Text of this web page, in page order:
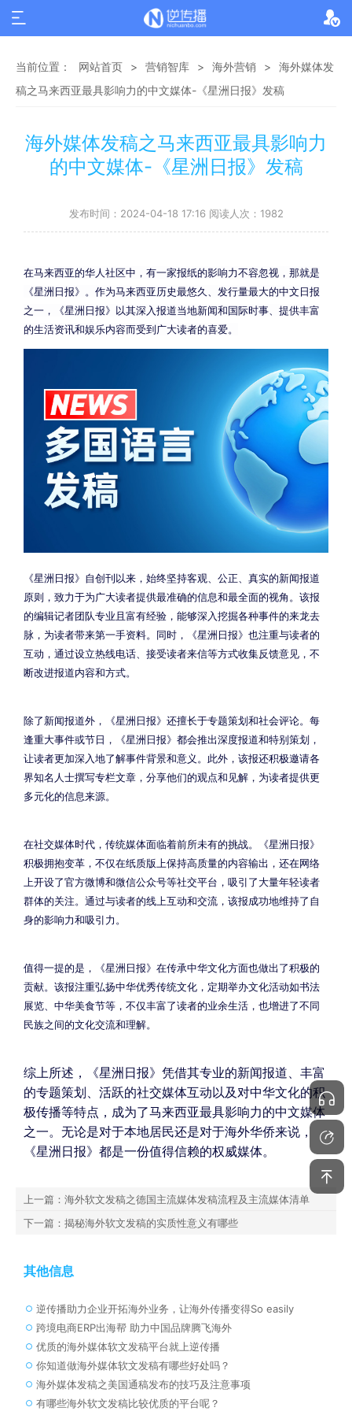
当前位置： 网站首页 > 营销智库 > 海外营销 >
海外媒体发
稿之马来西亚最具影响力的中文媒体-《星洲日报》发稿
海外媒体发稿之马来西亚最具影响力
的中文媒体-《星洲日报》发稿
发布时间：2024-04-18 17:16 阅读人次：1982
在马来西亚的华人社区中，有一家报纸的影响力不容忽视，那就是
《星洲日报》。作为马来西亚历史最悠久、发行量最大的中文日报
之一，《星洲日报》以其深入报道当地新闻和国际时事、提供丰富
的生活资讯和娱乐内容而受到广大读者的喜爱。
《星洲日报》自创刊以来，始终坚持客观、公正、真实的新闻报道
原则，致力于为广大读者提供最准确的信息和最全面的视角。该报
的编辑记者团队专业且富有经验，能够深入挖掘各种事件的来龙去
脉，为读者带来第一手资料。同时，《星洲日报》也注重与读者的
互动，通过设立热线电话、接受读者来信等方式收集反馈意见，不
断改进报道内容和方式。
除了新闻报道外，《星洲日报》还擅长于专题策划和社会评论。每
逢重大事件或节日，《星洲日报》都会推出深度报道和特别策划，
让读者更加深入地了解事件背景和意义。此外，该报还积极邀请各
界知名人士撰写专栏文章，分享他们的观点和见解，为读者提供更
多元化的信息来源。
在社交媒体时代，传统媒体面临着前所未有的挑战。《星洲日报》
积极拥抱变革，不仅在纸质版上保持高质量的内容输出，还在网络
上开设了官方微博和微信公众号等社交平台，吸引了大量年轻读者
群体的关注。通过与读者的线上互动和交流，该报成功地维持了自
身的影响力和吸引力。
值得一提的是，《星洲日报》在传承中华文化方面也做出了积极的
贡献。该报注重弘扬中华优秀传统文化，定期举办文化活动如书法
展览、中华美食节等，不仅丰富了读者的业余生活，也增进了不同
民族之间的文化交流和理解。
综上所述，《星洲日报》凭借其专业的新闻报道、丰富
的专题策划、活跃的社交媒体互动以及对中华文化的积
极传播等特点，成为了马来西亚最具影响力的中文媒体
之一。无论是对于本地居民还是对于海外华侨来说，
《星洲日报》都是一份值得信赖的权威媒体。
上一篇：海外软文发稿之德国主流媒体发稿流程及主流媒体清单
下一篇：揭秘海外软文发稿的实质性意义有哪些
其他信息
逆传播助力企业开拓海外业务，让海外传播变得So easily
跨境电商ERP出海帮 助力中国品牌腾飞海外
优质的海外媒体软文发稿平台就上逆传播
你知道做海外媒体软文发稿有哪些好处吗？
海外媒体发稿之美国通稿发布的技巧及注意事项
有哪些海外软文发稿比较优质的平台呢？